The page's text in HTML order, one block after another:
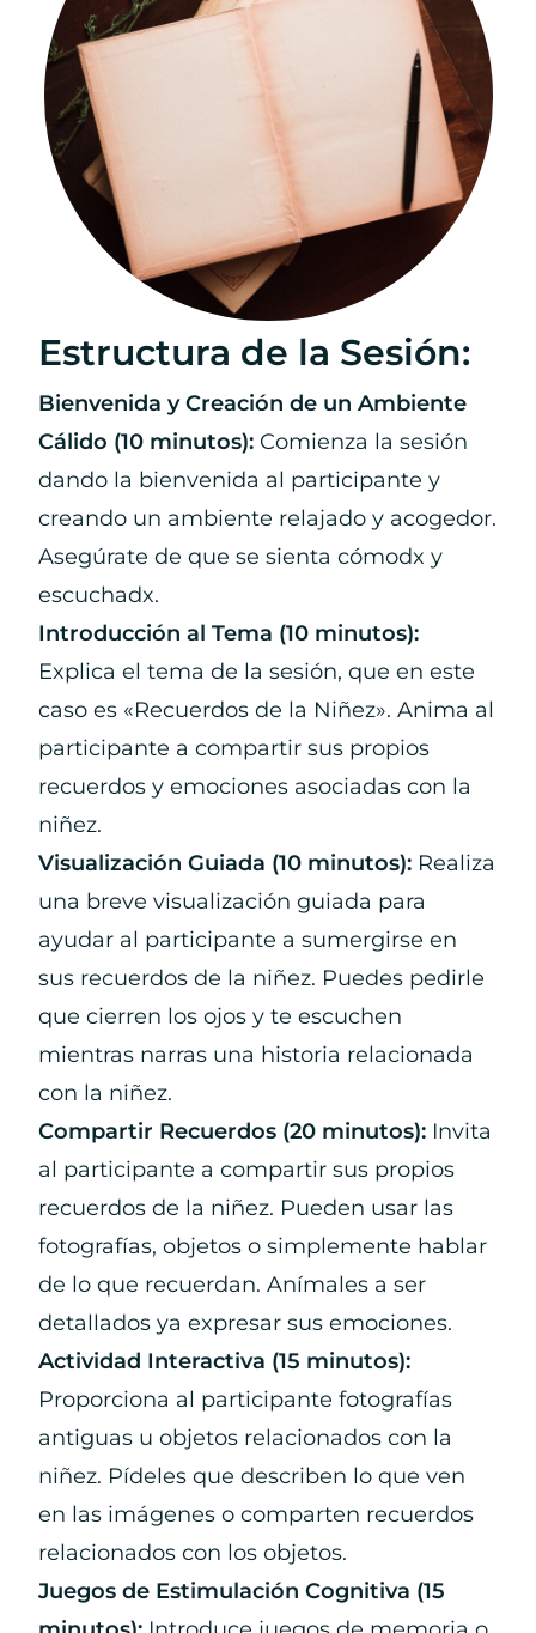
Estructura de la Sesión:
Bienvenida y Creación de un Ambiente
Cálido (10 minutos): Comienza la sesión
dando la bienvenida al participante y
creando un ambiente relajado y acogedor.
Asegúrate de que se sienta cómodx y
escuchadx.
Introducción al Tema (10 minutos):
Explica el tema de la sesión, que en este
caso es «Recuerdos de la Niñez». Anima al
participante a compartir sus propios
recuerdos y emociones asociadas con la
niñez.
Visualización Guiada (10 minutos): Realiza
una breve visualización guiada para
ayudar al participante a sumergirse en
sus recuerdos de la niñez. Puedes pedirle
que cierren los ojos y te escuchen
mientras narras una historia relacionada
con la niñez.
Compartir Recuerdos (20 minutos): Invita
al participante a compartir sus propios
recuerdos de la niñez. Pueden usar las
fotografías, objetos o simplemente hablar
de lo que recuerdan. Anímales a ser
detallados ya expresar sus emociones.
Actividad Interactiva (15 minutos):
Proporciona al participante fotografías
antiguas u objetos relacionados con la
niñez. Pídeles que describen lo que ven
en las imágenes o comparten recuerdos
relacionados con los objetos.
Juegos de Estimulación Cognitiva (15